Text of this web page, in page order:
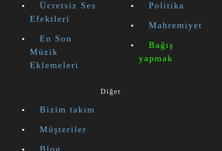
Ücretsiz Ses
Efektleri
En Son
Müzik
Eklemeleri
Politika
Mahremiyet
Bağış
yapmak
Diğer
Bizim takım
Müşteriler